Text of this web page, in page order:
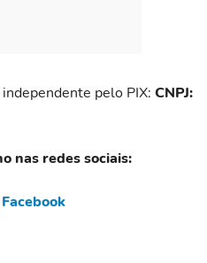
pelo PIX: CNPJ:
nas redes sociais: